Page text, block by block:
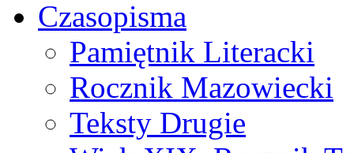
Czasopisma
Pamiętnik Literacki
Rocznik Mazowiecki
Teksty Drugie